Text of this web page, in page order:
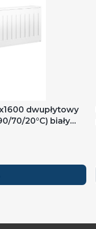
dwupłytowy
70/20°C) biały